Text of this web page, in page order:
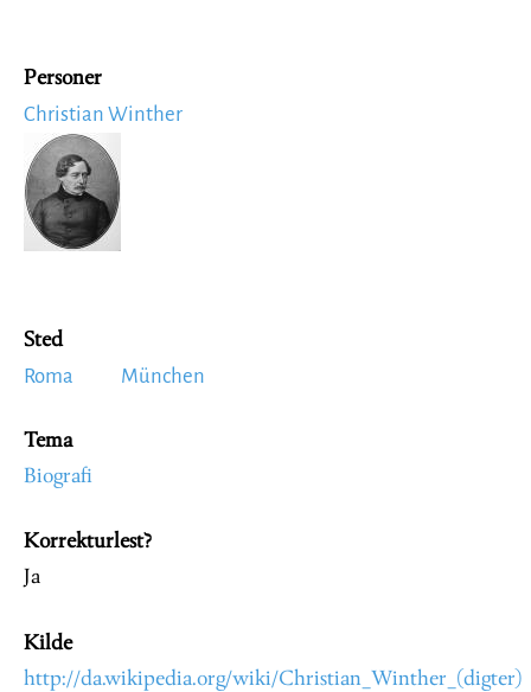
Personer
Christian Winther
Image
Sted
Roma
München
Tema
Biografi
Korrekturlest?
Ja
Kilde
http://da.wikipedia.org/wiki/Christian_Winther_(digter)